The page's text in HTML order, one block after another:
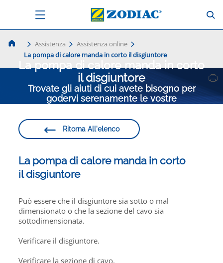
Assistenza
Assistenza online
La pompa di calore manda in corto il disgiuntore
La pompa di calore manda in corto
il disgiuntore
Trovate gli aiuti di cui avete bisogno per
godervi serenamente le vostre
Ritorna All'elenco
La pompa di calore manda in corto
il disgiuntore
Può essere che il disgiuntore sia sotto o mal
dimensionato o che la sezione del cavo sia
sottodimensionata.
Verificare il disgiuntore.
Verificare la sezione di cavo.